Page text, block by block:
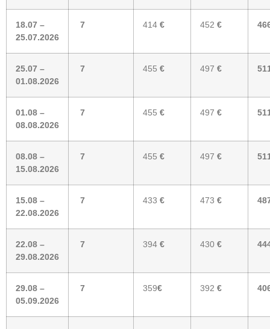
18.07 –
25.07.2026
7 414 € 452 €
25.07 –
01.08.2026
7 455 € 497 €
01.08 –
08.08.2026
7 455 € 497 €
08.08 –
15.08.2026
7 455 € 497 €
15.08 –
22.08.2026
7 433 € 473 €
22.08 –
29.08.2026
7 394 € 430 €
29.08 –
05.09.2026
7 359€ 392 €